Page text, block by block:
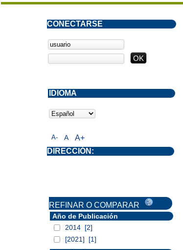
A- A A+
CONECTARSE
DIRECCIÓN:
IDIOMA
REFINAR O COMPARAR
Año de Publicación
2014 [2]
[2021]
[1]